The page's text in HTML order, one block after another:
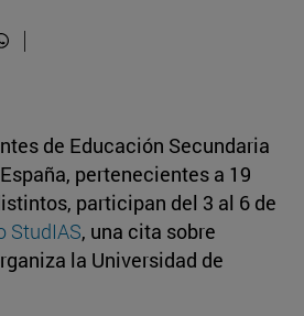
de Educación Secundaria
pertenecientes a 19
participan del 3 al 6 de
StudIAS, una cita sobre
la Universidad de